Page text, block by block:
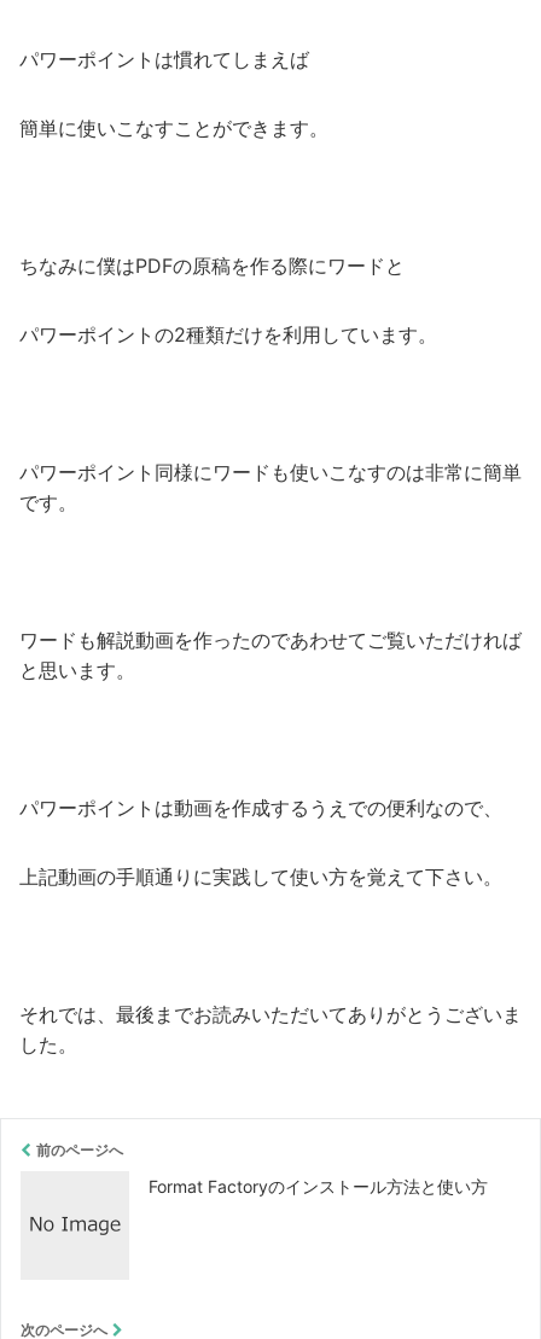
パワーポイントは慣れてしまえば
簡単に使いこなすことができます。
ちなみに僕はPDFの原稿を作る際にワードと
パワーポイントの2種類だけを利用しています。
パワーポイント同様にワードも使いこなすのは非常に簡単
です。
ワードも解説動画を作ったのであわせてご覧いただければ
と思います。
パワーポイントは動画を作成するうえでの便利なので、
上記動画の手順通りに実践して使い方を覚えて下さい。
それでは、最後までお読みいただいてありがとうございま
した。
前のページへ
Format Factoryのインストール方法と使い方
次のページへ